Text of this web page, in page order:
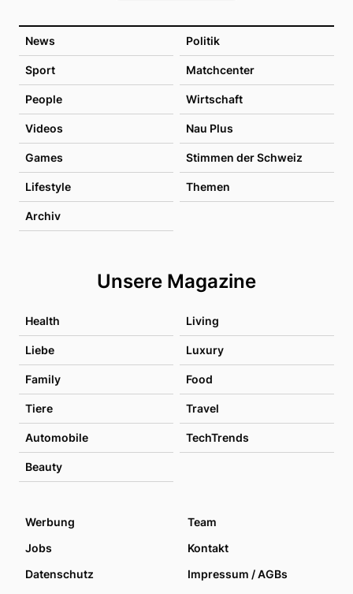
News Politik
Sport Matchcenter
People Wirtschaft
Videos Nau Plus
Games Stimmen der Schweiz
Lifestyle Themen
Archiv
Unsere Magazine
Health Living
Liebe Luxury
Family Food
Tiere Travel
Automobile TechTrends
Beauty
Werbung
Team
Jobs
Kontakt
Datenschutz
Impressum / AGBs